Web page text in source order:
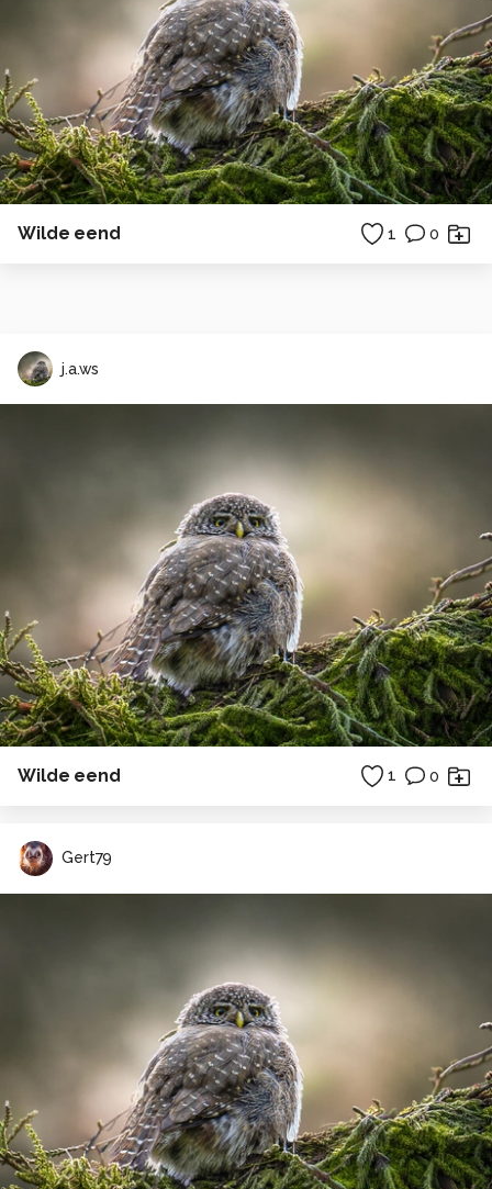
Wilde eend 1 0
j.a.ws
Wilde eend 1 0
Gert79